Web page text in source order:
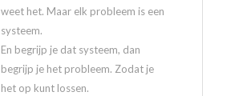
weet het. Maar elk probleem is een
systeem.
En begrijp je dat systeem, dan
begrijp je het probleem. Zodat je
het op kunt lossen.